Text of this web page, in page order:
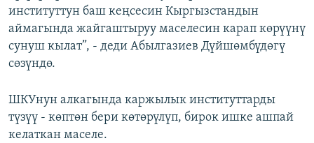
институттун баш кеңсесин Кыргызстандын
аймагында жайгаштыруу маселесин карап көрүүнү
сунуш кылат”, - деди Абылгазиев Дүйшөмбүдөгү
сөзүндө.
ШКУнун алкагында каржылык институттарды
түзүү - көптөн бери көтөрүлүп, бирок ишке ашпай
келаткан маселе.